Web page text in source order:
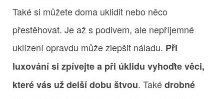
Také si můžete doma uklidit nebo něco
přestěhovat. Je až s podivem, ale nepříjemné
uklízení opravdu může zlepšit náladu. Při
luxování si zpívejte a při úklidu vyhoďte věci,
které vás už delší dobu štvou. Takédrobné